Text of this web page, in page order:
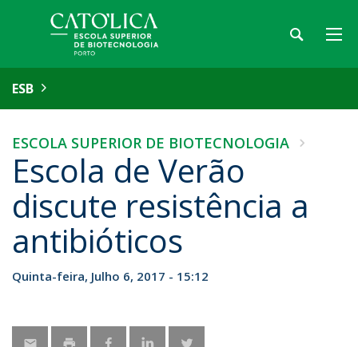
ESB
ESCOLA SUPERIOR DE BIOTECNOLOGIA
Escola de Verão
discute resistência a
antibióticos
Quinta-feira, Julho 6, 2017 - 15:12